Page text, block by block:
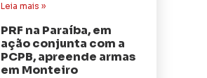
Leia mais »
PRF na Paraíba, em
ação conjunta com a
PCPB, apreende armas
em Monteiro